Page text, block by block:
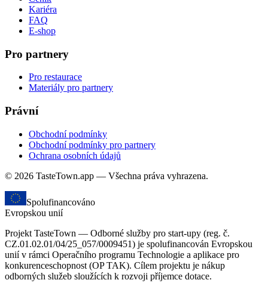
Kariéra
FAQ
E-shop
Pro partnery
Pro restaurace
Materiály pro partnery
Právní
Obchodní podmínky
Obchodní podmínky pro partnery
Ochrana osobních údajů
© 2026 TasteTown.app — Všechna práva vyhrazena.
Spolufinancováno
Evropskou unií
Projekt TasteTown — Odborné služby pro start-upy (reg. č.
CZ.01.02.01/04/25_057/0009451) je spolufinancován Evropskou
unií v rámci Operačního programu Technologie a aplikace pro
konkurenceschopnost (OP TAK). Cílem projektu je nákup
odborných služeb sloužících k rozvoji příjemce dotace.